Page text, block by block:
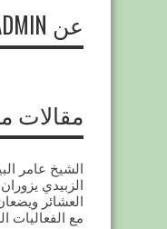
عن ADMIN
مقالات
الشيخ عامر
الزبيدي
العشائر
مع الفعاليات